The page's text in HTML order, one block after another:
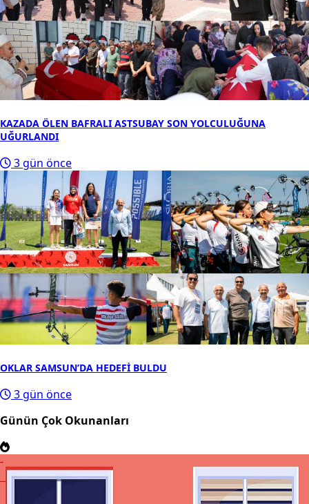
KAZADA ÖLEN BAFRALI ASTSUBAY SON YOLCULUĞUNA
UĞURLANDI
3 gün önce
OKLAR SAMSUN’DA HEDEFİ BULDU
3 gün önce
Günün Çok Okunanları